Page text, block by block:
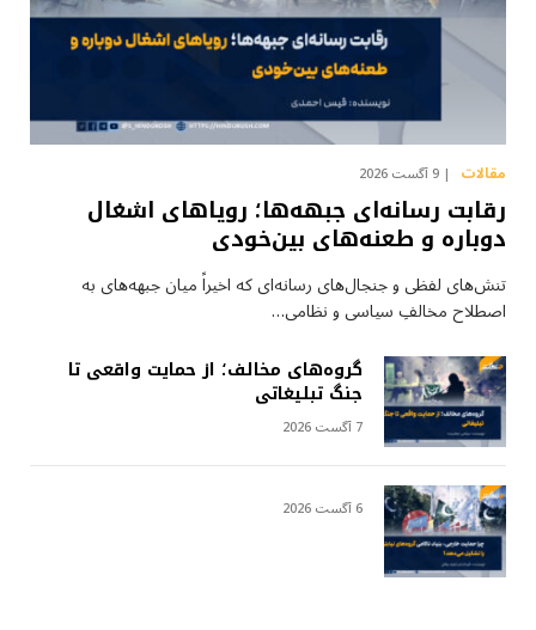
مقالات 9 آگست 2026
رقابت رسانه‌ای جبهه‌ها؛ رویاهای اشغال
دوباره و طعنه‌های بین‌خودی
تنش‌های لفظی و جنجال‌های رسانه‌ای که اخیراً میان جبهه‌های به
اصطلاح مخالفِ سیاسی و نظامی…
گروه‌های مخالف؛ از حمایت واقعی تا
جنگ تبلیغاتی
7 آگست 2026
6 آگست 2026